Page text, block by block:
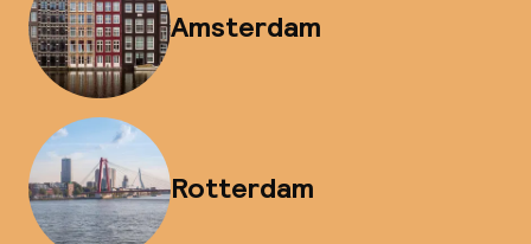
Amsterdam
Rotterdam